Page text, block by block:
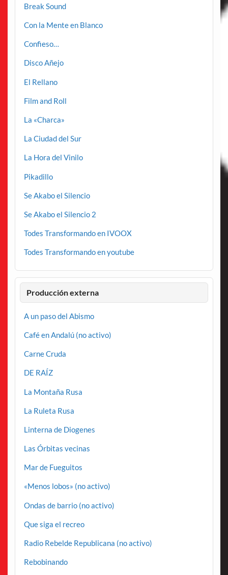
Break Sound
Con la Mente en Blanco
Confieso…
Disco Añejo
El Rellano
Film and Roll
La «Charca»
La Ciudad del Sur
La Hora del Vinilo
Pikadillo
Se Akabo el Silencio
Se Akabo el Silencio 2
Todes Transformando en IVOOX
Todes Transformando en youtube
Producción externa
A un paso del Abismo
Café en Andalú (no activo)
Carne Cruda
DE RAÍZ
La Montaña Rusa
La Ruleta Rusa
Linterna de Diogenes
Las Órbitas vecinas
Mar de Fueguitos
«Menos lobos» (no activo)
Ondas de barrio (no activo)
Que siga el recreo
Radio Rebelde Republicana (no activo)
Rebobinando